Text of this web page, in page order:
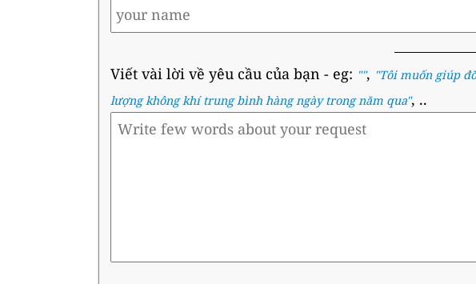
Viết vài lời về yêu cầu của bạn - eg: "", "Tôi muốn giúp
lượng không khí trung bình hàng ngày trong năm qua", ..